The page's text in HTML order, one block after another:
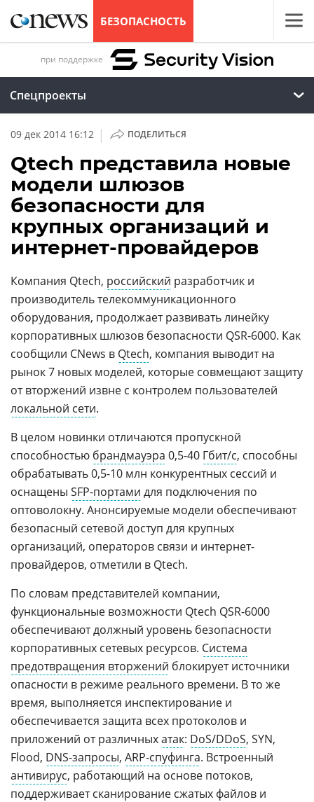
БЕЗОПАСНОСТЬ
при поддержке
Спецпроекты
09 дек 2014 16:12 | ПОДЕЛИТЬСЯ
Qtech представила новые
модели шлюзов
безопасности для
крупных организаций и
интернет-провайдеров
Компания Qtech, российский разработчик и
производитель телекоммуникационного
оборудования, продолжает развивать линейку
корпоративных шлюзов безопасности QSR-6000. Как
сообщили CNews в Qtech, компания выводит на
рынок 7 новых моделей, которые совмещают защиту
от вторжений извне с контролем пользователей
локальной сети.
В целом новинки отличаются пропускной
способностью брандмауэра 0,5-40 Гбит/с, способны
обрабатывать 0,5-10 млн конкурентных сессий и
оснащены SFP-портами для подключения по
оптоволокну. Анонсируемые модели обеспечивают
безопасный сетевой доступ для крупных
организаций, операторов связи и интернет-
провайдеров, отметили в Qtech.
По словам представителей компании,
функциональные возможности Qtech QSR-6000
обеспечивают должный уровень безопасности
корпоративных сетевых ресурсов. Система
предотвращения вторжений блокирует источники
опасности в режиме реального времени. В то же
время, выполняется инспектирование и
обеспечивается защита всех протоколов и
приложений от различныхатак: DoS/DDoS, SYN,
Flood, DNS-запросы, ARP-спуфинга. Встроенный
антивирус, работающий на основе потоков,
поддерживает сканирование сжатых файлов и